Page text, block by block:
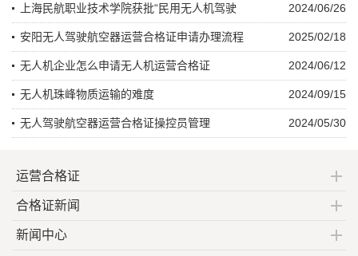
2024/06/26
上海民航职业技术学院获批“民用无人机驾驶
2025/02/18
安阳无人驾驶航空器运营合格证申请办理流程
2024/06/12
无人机企业怎么申请无人机运营合格证
2024/09/15
无人机珠峰物质运输的难度
2024/05/30
无人驾驶航空器运营合格证操控员管理
运营合格证
合格证新闻
新闻中心